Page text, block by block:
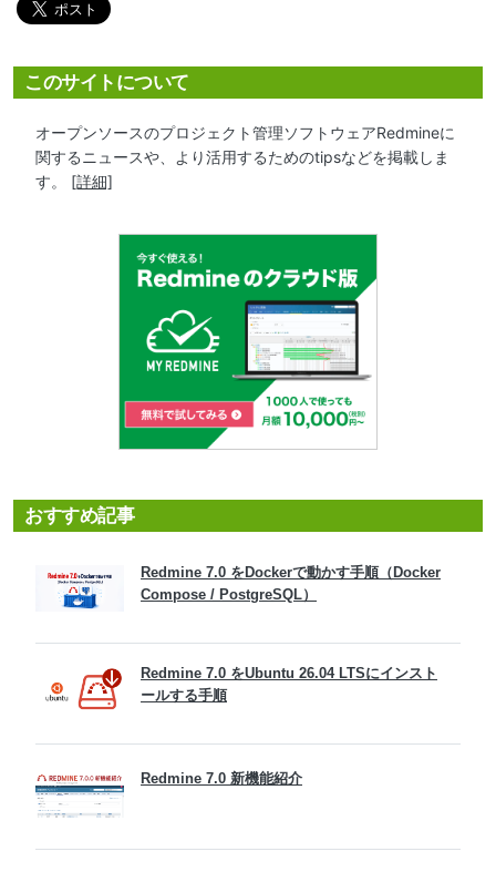
このサイトについて
オープンソースのプロジェクト管理ソフトウェアRedmineに
関するニュースや、より活用するためのtipsなどを掲載しま
す。 [詳細]
おすすめ記事
Redmine 7.0 をDockerで動かす手順（Docker
Compose / PostgreSQL）
Redmine 7.0 をUbuntu 26.04 LTSにインスト
ールする手順
Redmine 7.0 新機能紹介